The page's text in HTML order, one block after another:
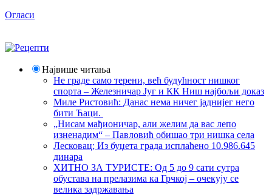
Огласи
Највише читања
Не граде само терени, већ будућност нишког
спорта – Железничар Југ и КК Ниш најбољи доказ
Миле Ристовић: Данас нема ничег јаднијег него
бити Ћаци.
„Нисам мађионичар, али желим да вас лепо
изненадим“ – Павловић обишао три нишка села
Лесковац; Из буџета града исплаћено 10.986.645
динара
ХИТНО ЗА ТУРИСТЕ: Од 5 до 9 сати сутра
обустава на прелазима ка Грчкој – очекују се
велика задржавања